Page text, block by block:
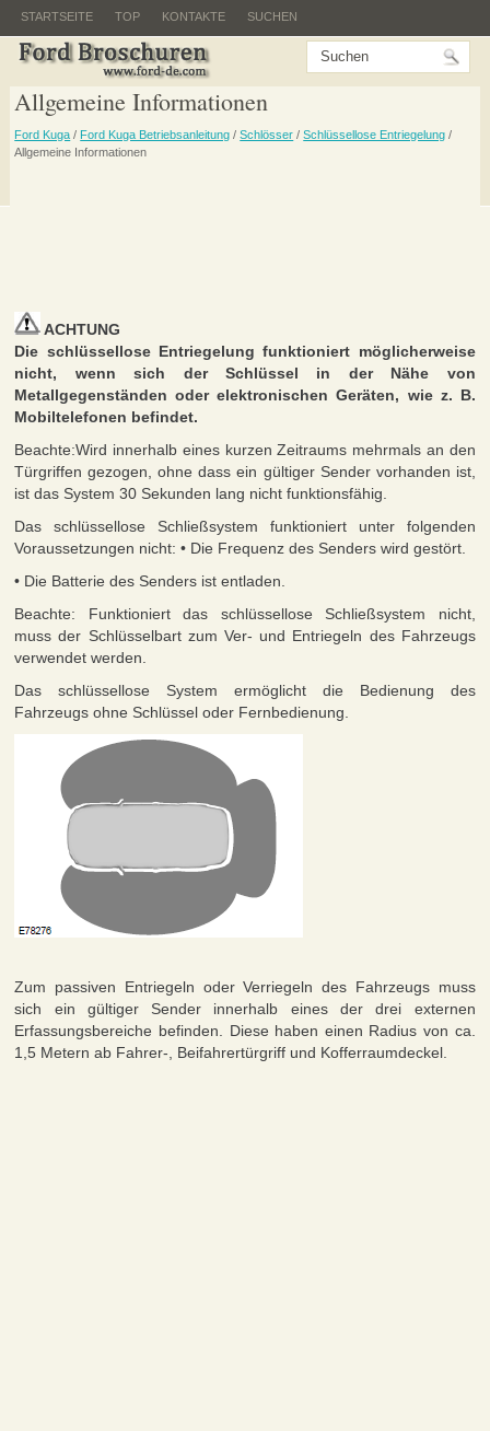
STARTSEITE TOP KONTAKTE SUCHEN
Allgemeine Informationen
Ford Kuga / Ford Kuga Betriebsanleitung /Schlösser /Schlüssellose Entriegelung /
Allgemeine Informationen
ACHTUNG
Die schlüssellose Entriegelung funktioniert möglicherweise
nicht, wenn sich der Schlüssel in der Nähe von
Metallgegenständen oder elektronischen Geräten, wie z. B.
Mobiltelefonen befindet.
Beachte:Wird innerhalb eines kurzen Zeitraums mehrmals an den
Türgriffen gezogen, ohne dass ein gültiger Sender vorhanden ist,
ist das System 30 Sekunden lang nicht funktionsfähig.
Das schlüssellose Schließsystem funktioniert unter folgenden
Voraussetzungen nicht: • Die Frequenz des Senders wird gestört.
• Die Batterie des Senders ist entladen.
Beachte: Funktioniert das schlüssellose Schließsystem nicht,
muss der Schlüsselbart zum Ver- und Entriegeln des Fahrzeugs
verwendet werden.
Das schlüssellose System ermöglicht die Bedienung des
Fahrzeugs ohne Schlüssel oder Fernbedienung.
Zum passiven Entriegeln oder Verriegeln des Fahrzeugs muss
sich ein gültiger Sender innerhalb eines der drei externen
Erfassungsbereiche befinden. Diese haben einen Radius von ca.
1,5 Metern ab Fahrer-, Beifahrertürgriff und Kofferraumdeckel.